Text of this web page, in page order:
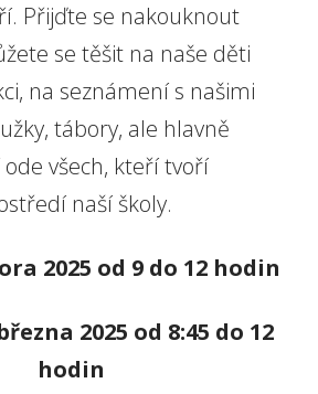
Přijďte se nakouknout
se těšit na naše děti
na seznámení s našimi
tábory, ale hlavně
všech, kteří tvoří
naší školy.
2025 od 9 do 12 hodin
2025 od 8:45 do 12
hodin